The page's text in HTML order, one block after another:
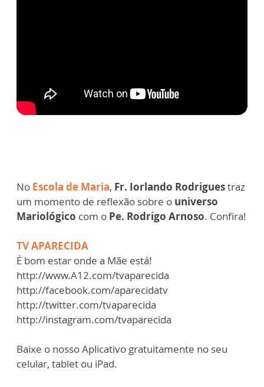
No Escola de Maria, Fr. Iorlando Rodriguestraz
um momento de reflexão sobre o universo
Mariológico com o Pe. Rodrigo Arnoso. Confira!
TV APARECIDA
É bom estar onde a Mãe está!
http://www.A12.com/tvaparecida
http://facebook.com/aparecidatv
http://twitter.com/tvaparecida
http://instagram.com/tvaparecida
Baixe o nosso Aplicativo gratuitamente no seu
celular, tablet ou iPad.